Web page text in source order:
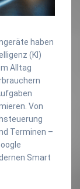
haben
(KI)
Alltag
Von
Terminen –
Smart